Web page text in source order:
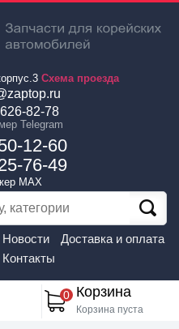
Схема проезда
82-78
Telegram
12-60
76-49
MAX
Новости
Доставка и оплата
Контакты
0 Корзина
Корзина пуста